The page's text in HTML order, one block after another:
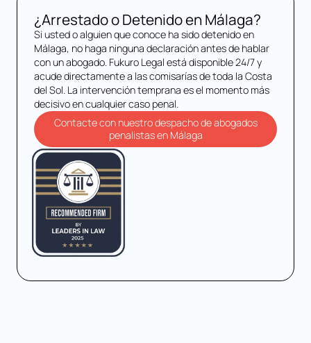
¿Arrestado o Detenido en Málaga?
Si usted o alguien que conoce ha sido detenido en
Málaga, no haga ninguna declaración antes de hablar
con un abogado. Fukuro Legal está disponible 24/7 y
acude directamente a las comisarías de toda la Costa
del Sol. La intervención temprana es el momento más
decisivo en cualquier caso penal.
Contacte con nuestro despacho de abogados
penalistas en Málaga